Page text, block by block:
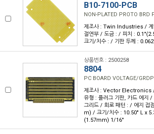
B10-7100-PCB
NON-PLATED PROTO BRD
제조사 : Twin Industries / 계
절연부 / 도금 : / 피치 :
크기/치수 : / 기판 두께 :
상품번호 : 2500258
8804
PC BOARD VOLTAGE/
제조사 : Vector Electronics
유형 : 플러그 기판, 카드 에
그리드 / 회로 패턴 : / 에지
m) / 크기/치수 : 10.50" L x
(1.57mm) 1/16"